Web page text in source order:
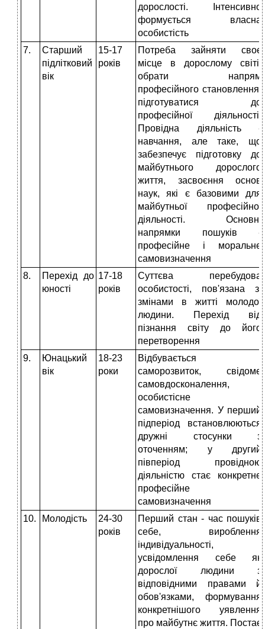
дорослості. Інтенсивно
формується власна
особистість
7.
Старший
підлітковий
вік
15-17
років
Потреба зайняти своє
місце в дорослому світі,
обрати напрям
професійного становлення,
підготуватися до
професійної діяльності.
Провідна діяльність -
навчання, але таке, що
забезпечує підготовку до
майбутнього дорослого
життя, засвоєння основ
наук, які є базовими для
майбутньої професійної
діяльності. Основні
напрямки пошуків -
професійне і моральне
самовизначення
8.
Перехід до
юності
17-18
років
Суттєва перебудова
особистості, пов'язана зі
змінами в житті молодої
людини. Перехід від
пізнання світу до його
перетворення
9.
Юнацький
вік
18-23
роки
Відбувається
саморозвиток, свідоме
самовдосконалення,
особистісне
самовизначення. У перший
підперіод встановлюються
дружні стосунки з
оточенням; у другий
півперіод провідною
діяльністю стає конкретне
професійне
самовизначення
10.
Молодість
24-30
років
Перший стан - час пошуків
себе, вироблення
індивідуальності,
усвідомлення себе як
дорослої людини з
відповідними правами й
обов'язками, формування
конкретнішого уявлення
про майбутнє життя. Постає